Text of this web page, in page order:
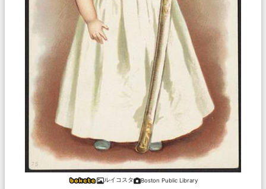
ルイコスタ Boston Public Library